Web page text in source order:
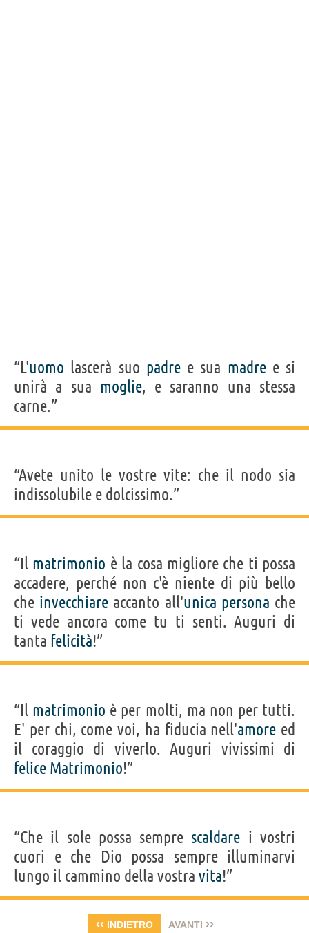
“L'uomo lascerà suo padree sua madree si
unirà a sua moglie, e saranno una stessa
carne.”
“Avete unito le vostre vite: che il nodo sia
indissolubile e dolcissimo.”
“Il matrimonio è la cosa migliore che ti possa
accadere, perché non c'è niente di più bello
che invecchiare accanto all'unica persona che
ti vede ancora come tu ti senti. Auguri di
tanta felicità!”
“Il matrimonio è per molti, ma non per tutti.
E' per chi, come voi, ha fiducia nell'amore ed
il coraggio di viverlo. Auguri vivissimi di
felice Matrimonio!”
“Che il sole possa sempre scaldare i vostri
cuori e che Dio possa sempre illuminarvi
lungo il cammino della vostra vita!”
‹‹ INDIETRO AVANTI ››